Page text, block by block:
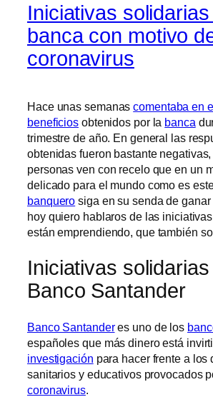
Iniciativas
banca con motivo
coronavirus
Hace unas semanascomentaba en
beneficios obtenidos por la banca
trimestre de año. En general las
obtenidas fueron bastante
personas ven con recelo que en un
delicado para el mundo como es
banquero siga en su senda de
hoy quiero hablaros de las
están emprendiendo, que también
Iniciativas
Banco Santander
Banco Santanderes uno de los
españoles que más dinero está
investigación para hacer frente a los
sanitarios y educativos provocados
coronavirus.